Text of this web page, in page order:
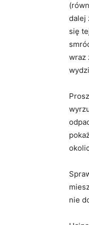
dalej
się
wraz
nie